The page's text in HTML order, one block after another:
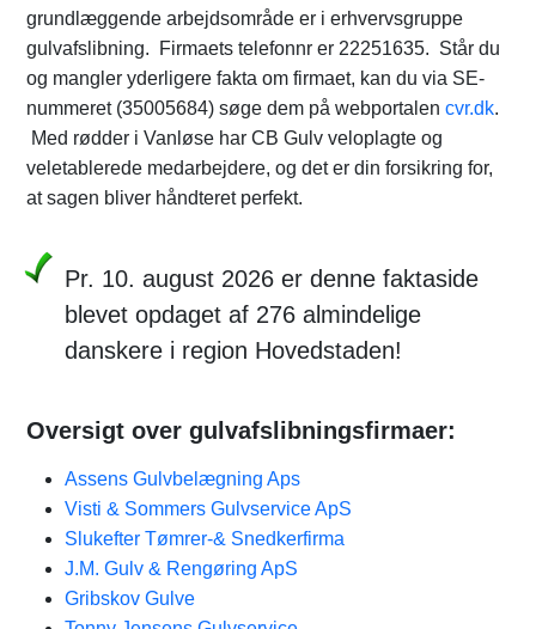
grundlæggende arbejdsområde er i erhvervsgruppe
gulvafslibning. Firmaets telefonnr er 22251635. Står du
og mangler yderligere fakta om firmaet, kan du via SE-
nummeret (35005684) søge dem på webportalen cvr.dk.
Med rødder i Vanløse har CB Gulv veloplagte og
veletablerede medarbejdere, og det er din forsikring for,
at sagen bliver håndteret perfekt.
Pr. 10. august 2026 er denne faktaside
blevet opdaget af 276 almindelige
danskere i region Hovedstaden!
Oversigt over gulvafslibningsfirmaer:
Assens Gulvbelægning Aps
Visti & Sommers Gulvservice ApS
Slukefter Tømrer-& Snedkerfirma
J.M. Gulv & Rengøring ApS
Gribskov Gulve